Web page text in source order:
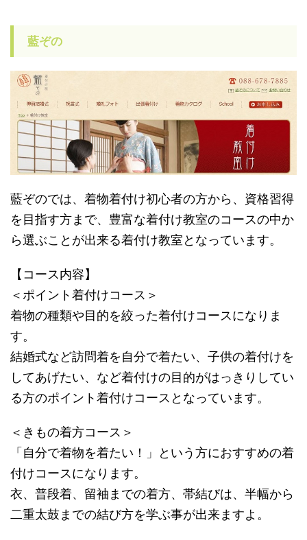
藍ぞの
藍ぞのでは、着物着付け初心者の方から、資格習得
を目指す方まで、豊富な着付け教室のコースの中か
ら選ぶことが出来る着付け教室となっています。
【コース内容】
＜ポイント着付けコース＞
着物の種類や目的を絞った着付けコースになりま
す。
結婚式など訪問着を自分で着たい、子供の着付けを
してあげたい、など着付けの目的がはっきりしてい
る方のポイント着付けコースとなっています。
＜きもの着方コース＞
「自分で着物を着たい！」という方におすすめの着
付けコースになります。
衣、普段着、留袖までの着方、帯結びは、半幅から
二重太鼓までの結び方を学ぶ事が出来ますよ。